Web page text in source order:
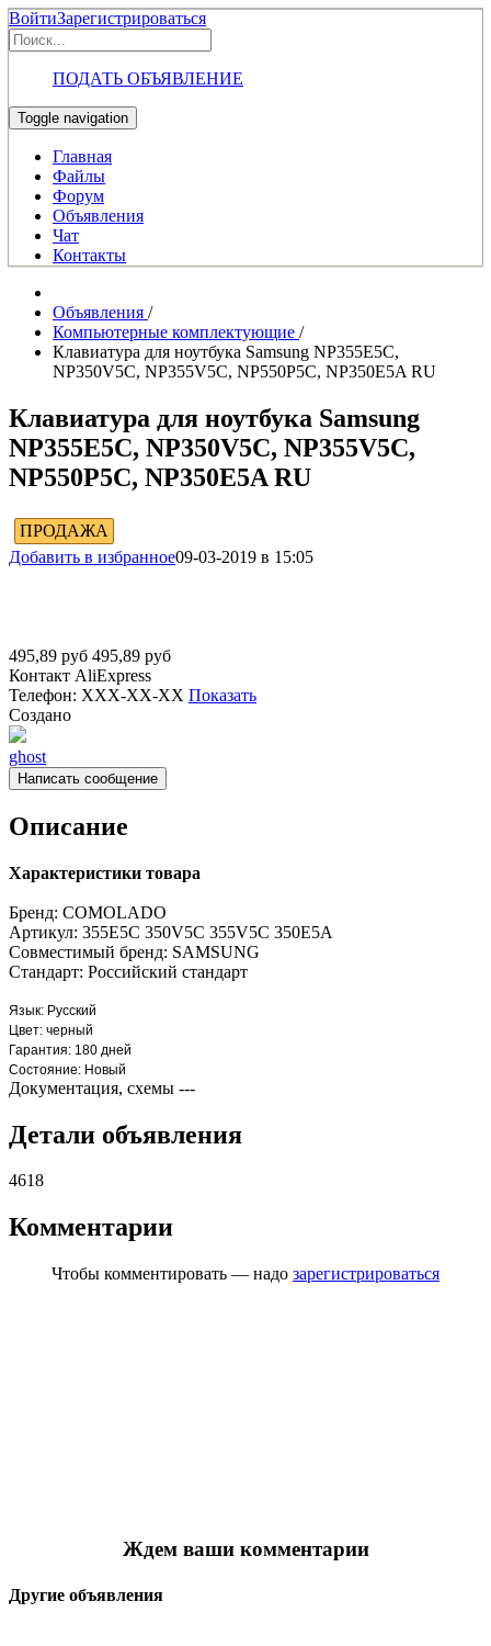
ВойтиЗарегистрироваться
ПОДАТЬ ОБЪЯВЛЕНИЕ
Toggle navigation
Главная
Файлы
Форум
Объявления
Чат
Контакты
Объявления /
Компьютерные комплектующие /
Клавиатура для ноутбука Samsung NP355E5C,
NP350V5C, NP355V5C, NP550P5C, NP350E5A RU
Клавиатура для ноутбука Samsung
NP355E5C, NP350V5C, NP355V5C,
NP550P5C, NP350E5A RU
ПРОДАЖА
Добавить в избранное09-03-2019 в 15:05
495,89 руб 495,89 руб
Контакт AliExpress
Телефон: XXX-XX-XX Показать
Создано
ghost
Написать сообщение
Описание
Характеристики товара
Бренд: COMOLADO
Артикул: 355E5C 350V5C 355V5C 350E5A
Совместимый бренд: SAMSUNG
Стандарт: Российский стандарт
Язык: Русский
Цвет: черный
Гарантия: 180 дней
Состояние: Новый
Документация, схемы ---
Детали объявления
4618
Комментарии
Чтобы комментировать — надо зарегистрироваться
Ждем ваши комментарии
Другие объявления